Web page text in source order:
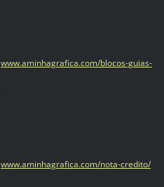
www.aminhagrafica.com/blocos-guias-
www.aminhagrafica.com/nota-credito/